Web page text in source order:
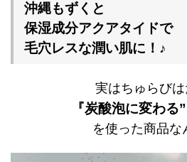
沖縄もずくと
保湿成分アクアタイドで
毛穴レスな潤い肌に！♪
実はちゅらびは
『炭酸泡に変わる
を使った商品な